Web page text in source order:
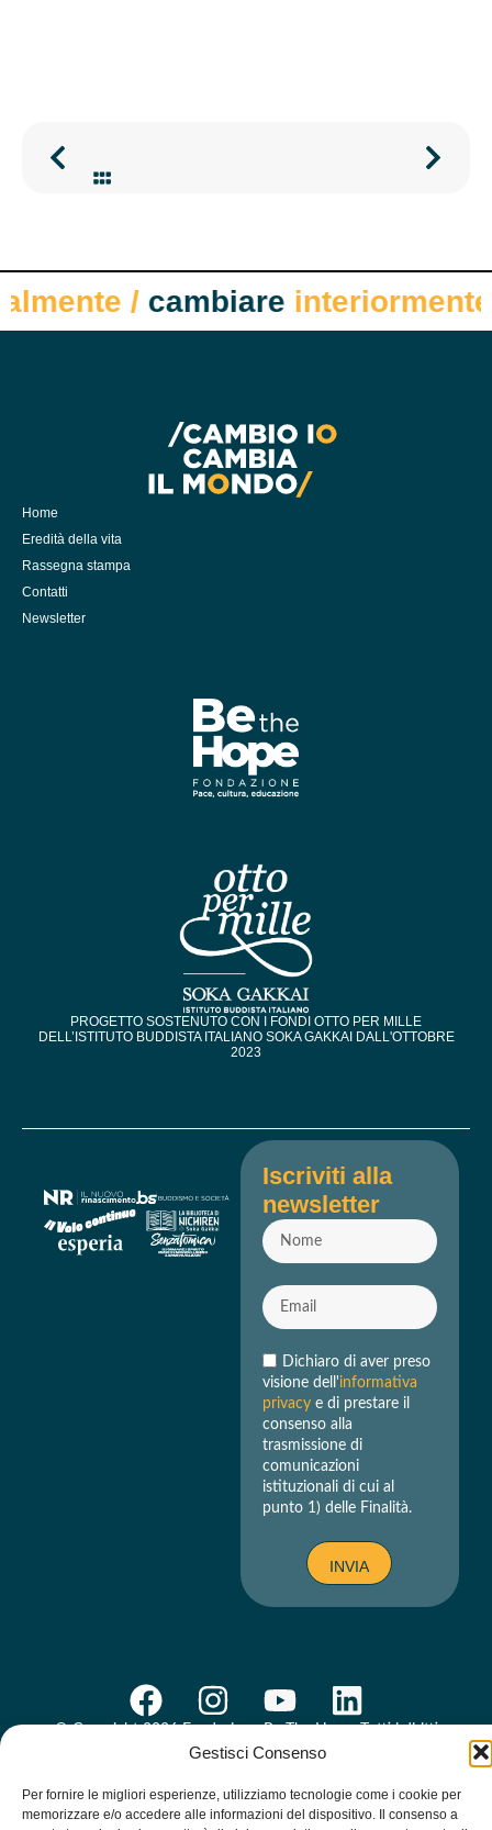
Gestisci Consenso
Per fornire le migliori esperienze, utilizziamo tecnologie come i cookie per
memorizzare e/o accedere alle informazioni del dispositivo. Il consenso a
/ cambiare interiormente
Home
Eredità della vita
Rassegna stampa
Contatti
Newsletter
PROGETTO SOSTENUTO CON I FONDI OTTO PER MILLE
DELL’ISTITUTO BUDDISTA ITALIANO SOKA GAKKAI DALL'OTTOBRE
2023​
Iscriviti alla
newsletter
Dichiaro di aver preso
visione dell'informativa
privacye di prestare il
consenso alla
trasmissione di
comunicazioni
istituzionali di cui al
punto 1) delle Finalità.
INVIA
riservati | C.F. 96619160581 ||Privacy Policy